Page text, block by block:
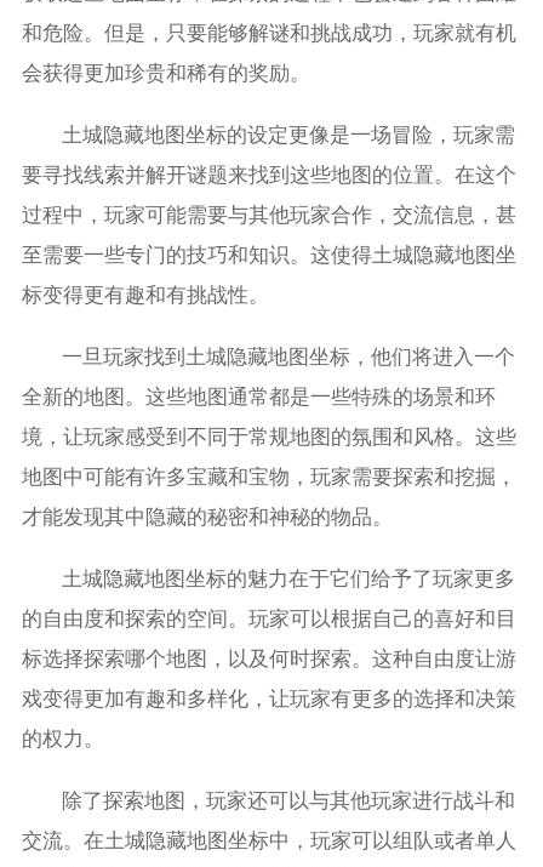
和危险。但是，只要能够解谜和挑战成功，玩家就有机
会获得更加珍贵和稀有的奖励。
土城隐藏地图坐标的设定更像是一场冒险，玩家需
要寻找线索并解开谜题来找到这些地图的位置。在这个
过程中，玩家可能需要与其他玩家合作，交流信息，甚
至需要一些专门的技巧和知识。这使得土城隐藏地图坐
标变得更有趣和有挑战性。
一旦玩家找到土城隐藏地图坐标，他们将进入一个
全新的地图。这些地图通常都是一些特殊的场景和环
境，让玩家感受到不同于常规地图的氛围和风格。这些
地图中可能有许多宝藏和宝物，玩家需要探索和挖掘，
才能发现其中隐藏的秘密和神秘的物品。
土城隐藏地图坐标的魅力在于它们给予了玩家更多
的自由度和探索的空间。玩家可以根据自己的喜好和目
标选择探索哪个地图，以及何时探索。这种自由度让游
戏变得更加有趣和多样化，让玩家有更多的选择和决策
的权力。
除了探索地图，玩家还可以与其他玩家进行战斗和
交流。在土城隐藏地图坐标中，玩家可以组队或者单人